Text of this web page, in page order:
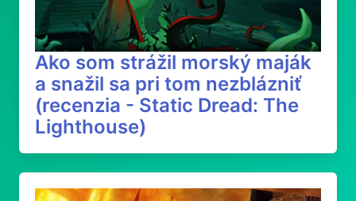
Ako som strážil morský maják
a snažil sa pri tom nezblázniť
(recenzia - Static Dread: The
Lighthouse)